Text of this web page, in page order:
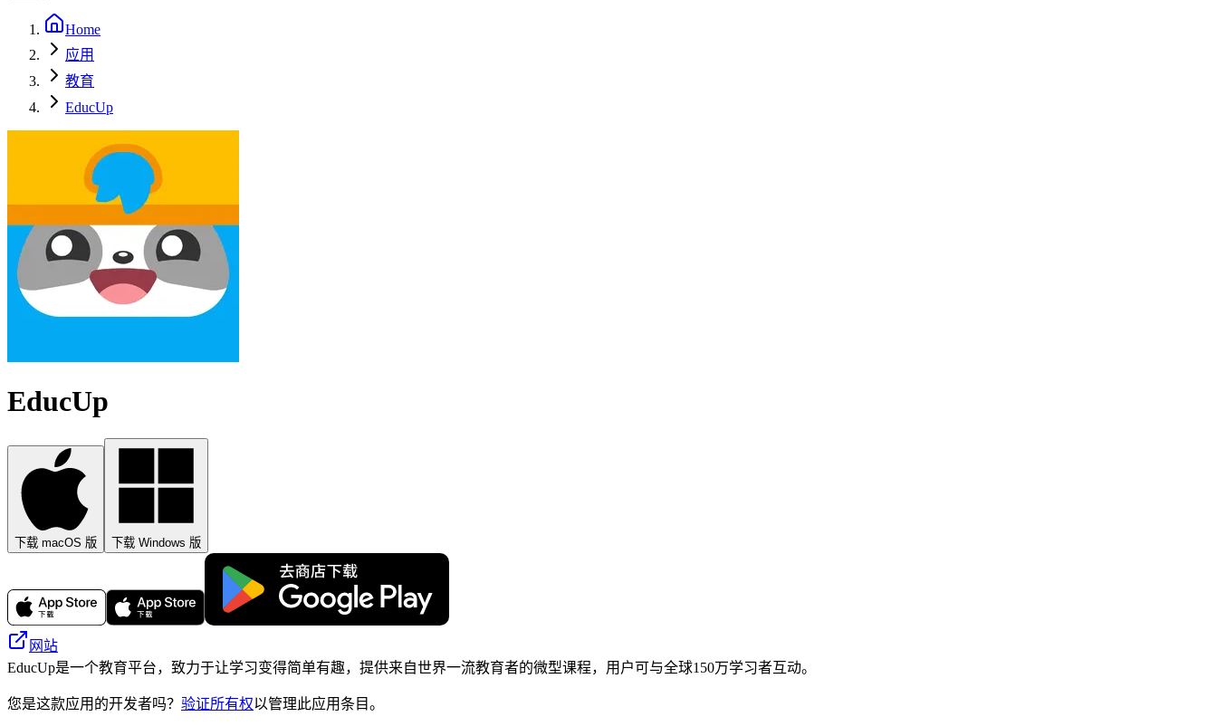
Home
应用
教育
EducUp
EducUp
下载 macOS 版 下载 Windows 版
网站
EducUp是一个教育平台，致力于让学习变得简单有趣，提供来自世界一流教育者的微型课程，用户可与全球150万学习者互动。
您是这款应用的开发者吗？ 验证所有权以管理此应用条目。